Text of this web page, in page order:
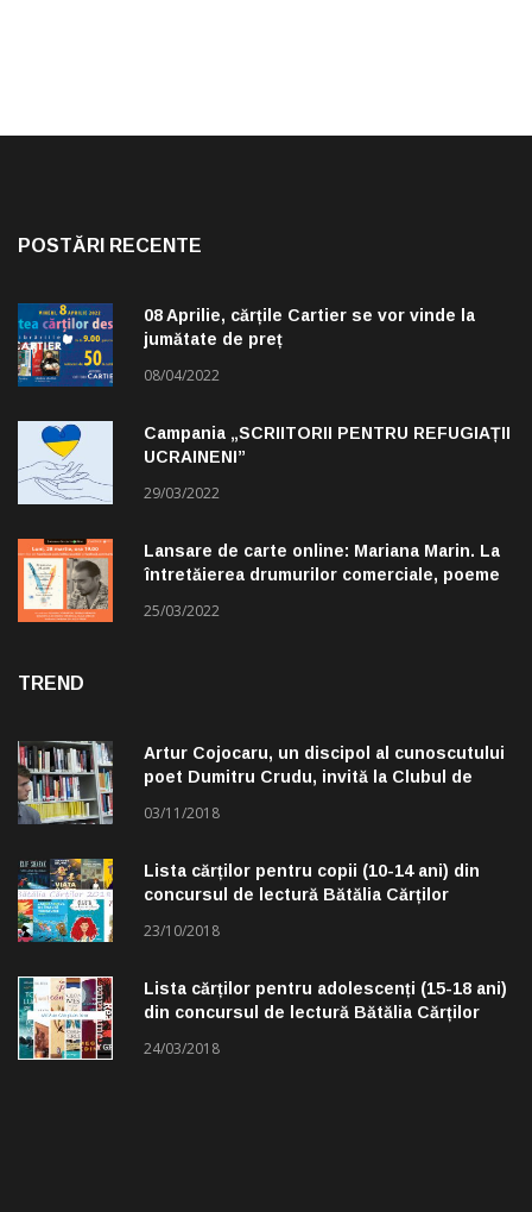
POSTĂRI RECENTE
08 Aprilie, cărțile Cartier se vor vinde la
jumătate de preț
08/04/2022
Campania „SCRIITORII PENTRU REFUGIAȚII
UCRAINENI”
29/03/2022
Lansare de carte online: Mariana Marin. La
întretăierea drumurilor comerciale, poeme
25/03/2022
TREND
Artur Cojocaru, un discipol al cunoscutului
poet Dumitru Crudu, invită la Clubul de
03/11/2018
Lista cărților pentru copii (10-14 ani) din
concursul de lectură Bătălia Cărților
23/10/2018
Lista cărților pentru adolescenți (15-18 ani)
din concursul de lectură Bătălia Cărților
24/03/2018